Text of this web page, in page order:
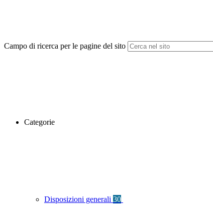
Campo di ricerca per le pagine del sito
Categorie
Disposizioni generali 30